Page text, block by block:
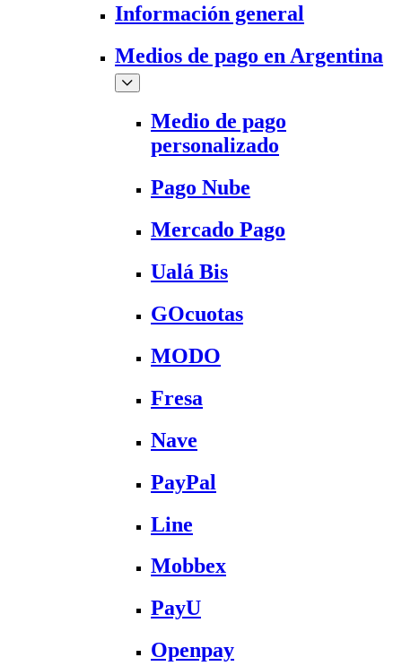
Información general
Medios de pago en Argentina
Medio de pago
personalizado
Pago Nube
Mercado Pago
Ualá Bis
GOcuotas
MODO
Fresa
Nave
PayPal
Line
Mobbex
PayU
Openpay